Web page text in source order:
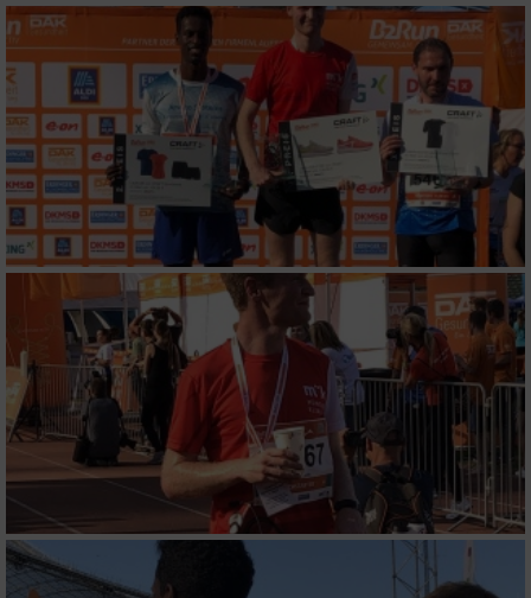
Messung der Performance von Inhalten
Analyse von Zielgruppen durch Statistiken
oder Kombinationen von Daten aus
verschiedenen Quellen
Entwicklung und Verbesserung der Angebote
Verwendung reduzierter Daten zur Auswahl
von Inhalten
IAB-Besonderheiten:
Verwendung genauer Standortdaten
Geräte anhand von aktiv angeforderten
Informationen identifizieren
Nicht-IAB-Verarbeitungszwecke:
Notwendig